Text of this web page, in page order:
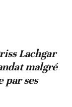
Lachgar
malgré
par ses